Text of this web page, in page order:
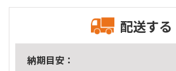
配送する
納期目安：